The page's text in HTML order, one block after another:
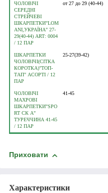
ЧОЛОВІЧІ
СЕРЕДНІ
СТРЕЙЧЕВІ
ШКАРПЕТКИ"LOM
ANI,УКРАЇНА" 27-
29(40-44) ART: 0004
/ 12 ПАР
от 27 до 29 (40-44)
ШКАРПЕТКИ
ЧОЛОВІЧІ(СІТКА
КОРОТКА)"ТОП-
ТАП" АСОРТІ / 12
ПАР
25-27(39-42)
ЧОЛОВІЧІ
МАХРОВІ
ШКАРПЕТКИ"SPO
RT СК A"
ТУРЕЧЧИНА 41-45
/ 12 ПАР
41-45
Приховати
Характеристики